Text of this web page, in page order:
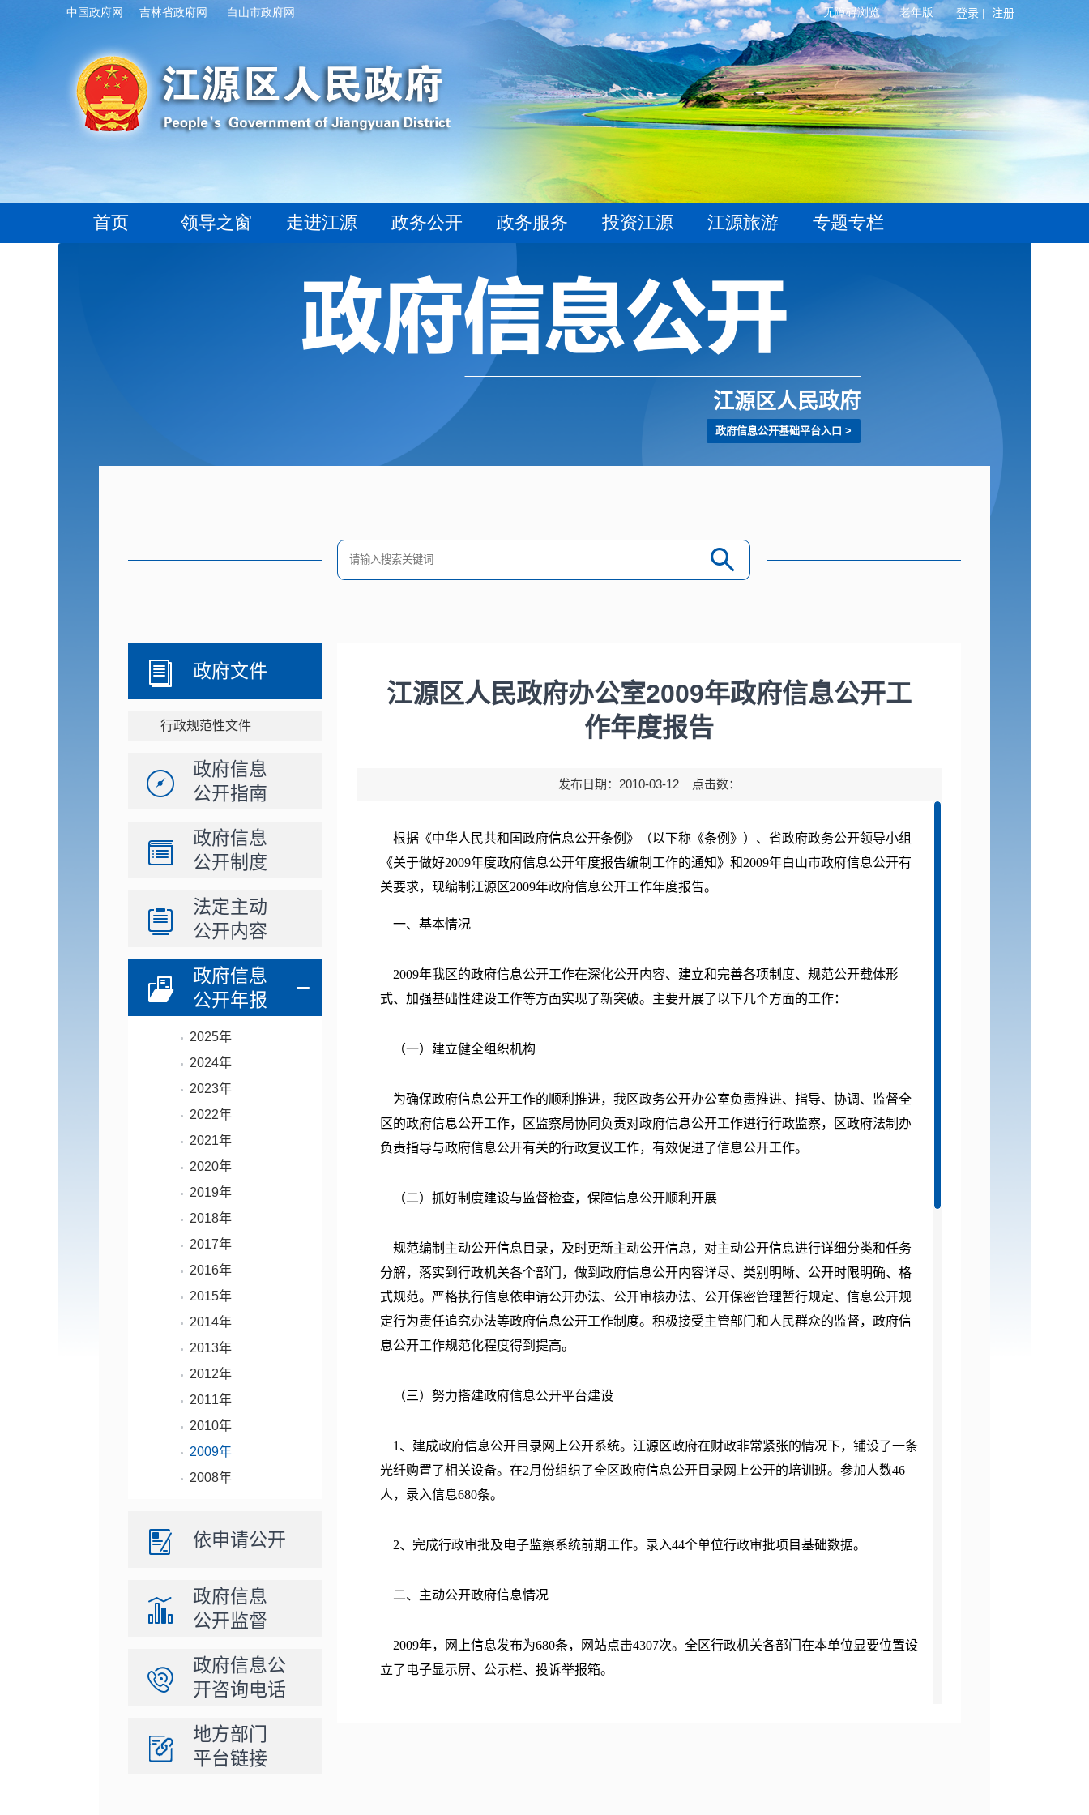
登录 | 注册
江源区人民政府
政府信息公开基础平台入口 >
政府文件
行政规范性文件
政府信息
公开指南
政府信息
公开制度
法定主动
公开内容
政府信息
公开年报
2025年
2024年
2023年
2022年
2021年
2020年
2019年
2018年
2017年
2016年
2015年
2014年
2013年
2012年
2011年
2010年
2009年
2008年
依申请公开
政府信息
公开监督
政府信息公
开咨询电话
地方部门
平台链接
江源区人民政府办公室2009年政府信息公开工
作年度报告
发布日期：2010-03-12 点击数：
根据《中华人民共和国政府信息公开条例》（以下称《条例》）、省政府政务公开领导小组
《关于做好2009年度政府信息公开年度报告编制工作的通知》和2009年白山市政府信息公开有
关要求，现编制江源区2009年政府信息公开工作年度报告。
一、基本情况
2009年我区的政府信息公开工作在深化公开内容、建立和完善各项制度、规范公开载体形
式、加强基础性建设工作等方面实现了新突破。主要开展了以下几个方面的工作：
（一）建立健全组织机构
为确保政府信息公开工作的顺利推进，我区政务公开办公室负责推进、指导、协调、监督全
区的政府信息公开工作，区监察局协同负责对政府信息公开工作进行行政监察，区政府法制办
负责指导与政府信息公开有关的行政复议工作，有效促进了信息公开工作。
（二）抓好制度建设与监督检查，保障信息公开顺利开展
规范编制主动公开信息目录，及时更新主动公开信息，对主动公开信息进行详细分类和任务
分解，落实到行政机关各个部门，做到政府信息公开内容详尽、类别明晰、公开时限明确、格
式规范。严格执行信息依申请公开办法、公开审核办法、公开保密管理暂行规定、信息公开规
定行为责任追究办法等政府信息公开工作制度。积极接受主管部门和人民群众的监督，政府信
息公开工作规范化程度得到提高。
（三）努力搭建政府信息公开平台建设
1、建成政府信息公开目录网上公开系统。江源区政府在财政非常紧张的情况下，铺设了一条
光纤购置了相关设备。在2月份组织了全区政府信息公开目录网上公开的培训班。参加人数46
人，录入信息680条。
2、完成行政审批及电子监察系统前期工作。录入44个单位行政审批项目基础数据。
二、主动公开政府信息情况
2009年，网上信息发布为680条，网站点击4307次。全区行政机关各部门在本单位显要位置设
立了电子显示屏、公示栏、投诉举报箱。